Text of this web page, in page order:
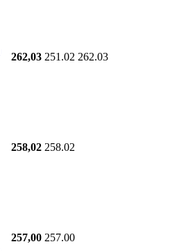
262,03 251.02 262.03
258,02 258.02
257,00 257.00